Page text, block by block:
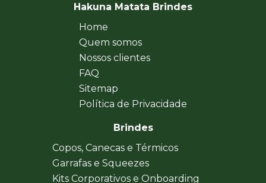
Hakuna Matata Brindes
Home
Quem somos
Nossos clientes
FAQ
Sitemap
Política de Privacidade
Brindes
Copos, Canecas e Térmicos
Garrafas e Squeezes
Kits Corporativos e Onboarding